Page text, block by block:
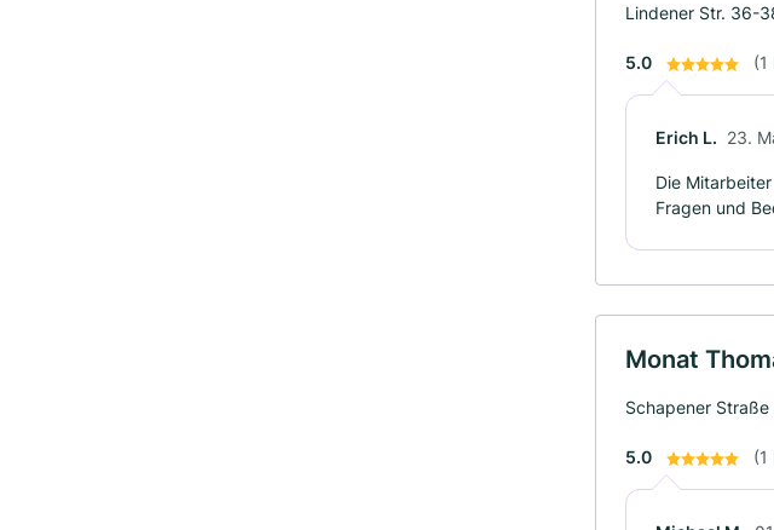
Lindener Str. 36-
5.0 (1
Erich L. 23.
Die
Fragen und
Monat
Schapener
5.0 (1